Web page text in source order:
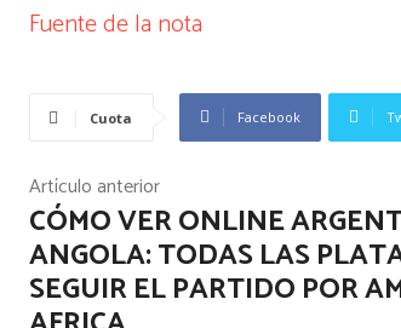
N
e
g
a
c
Fuente de la nota
Cuota Facebook
Artículo anterior
CÓMO VER ONLINE
ANGOLA: TODAS LAS
SEGUIR EL PARTIDO POR